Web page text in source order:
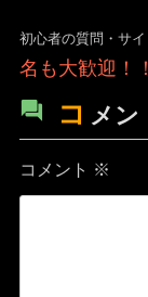
初心者の質問・サ
名も大歓迎！！
コ メン
コメント ※